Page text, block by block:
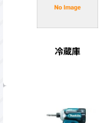
冷蔵庫